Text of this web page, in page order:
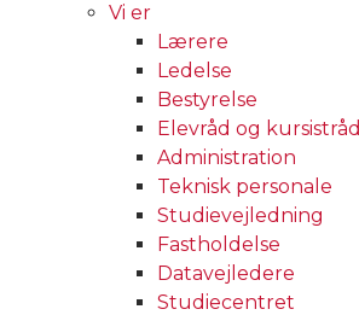
Vi er
Lærere
Ledelse
Bestyrelse
Elevråd og kursistråd
Administration
Teknisk personale
Studievejledning
Fastholdelse
Datavejledere
Studiecentret